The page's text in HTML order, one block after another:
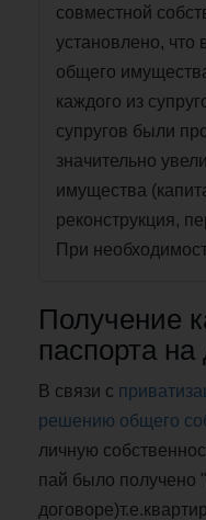
совместной
установлено, что
общего
каждого из
супругов были
значительно
имущества
реконструкция,
При
Получение
паспорта
В связи с
решению общего
личную
пай было получено